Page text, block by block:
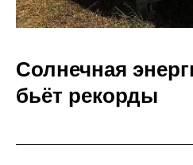
Солнечная
бьёт рекорды